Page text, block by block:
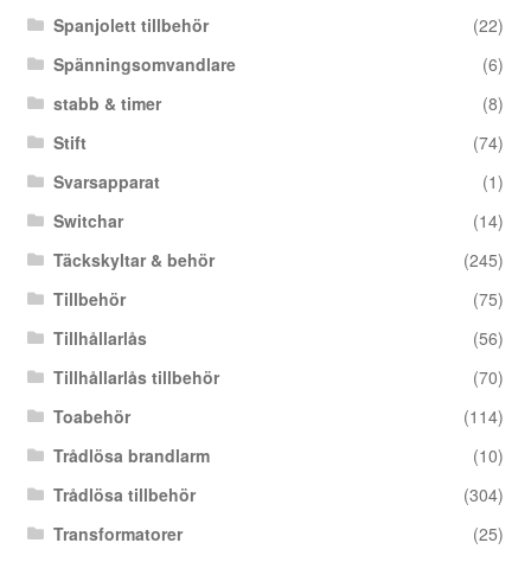
Spanjolett tillbehör
(22)
Spänningsomvandlare
(6)
stabb & timer
(8)
Stift
(74)
Svarsapparat
(1)
Switchar
(14)
Täckskyltar & behör
(245)
Tillbehör
(75)
Tillhållarlås
(56)
Tillhållarlås tillbehör
(70)
Toabehör
(114)
Trådlösa brandlarm
(10)
Trådlösa tillbehör
(304)
Transformatorer
(25)